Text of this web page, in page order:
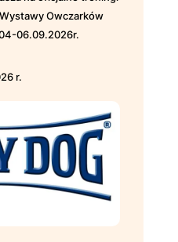
Owczarków
06.09.2026r.
r.